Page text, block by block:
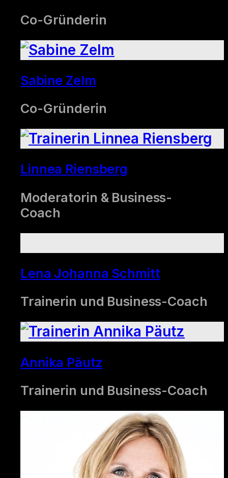
Co-Gründerin
Sabine Zelm
Co-Gründerin
Linnea Riensberg
Moderatorin & Business-
Coach
Lena Johanna Schmitt
Trainerin und Business-Coach
Annika Päutz
Trainerin und Business-Coach